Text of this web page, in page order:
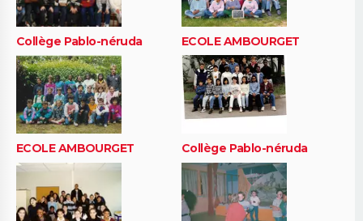
Collège Pablo-néruda ECOLE AMBOURGET
ECOLE AMBOURGET Collège Pablo-néruda